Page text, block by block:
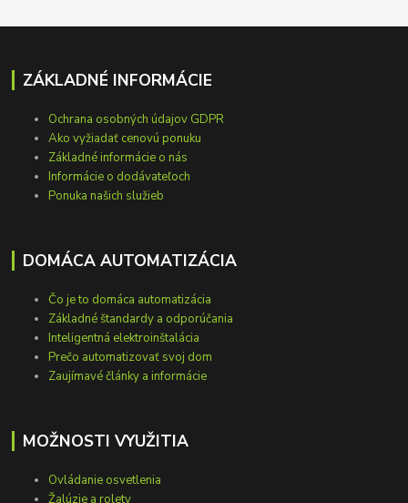
ZÁKLADNÉ INFORMÁCIE
Ochrana osobných údajov GDPR
Ako vyžiadať cenovú ponuku
Základné informácie o nás
Informácie o dodávateľoch
Ponuka našich služieb
DOMÁCA AUTOMATIZÁCIA
Čo je to domáca automatizácia
Základné štandardy a odporúčania
Inteligentná elektroinštalácia
Prečo automatizovať svoj dom
Zaujímavé články a informácie
MOŽNOSTI VYUŽITIA
Ovládanie osvetlenia
Žalúzie a rolety